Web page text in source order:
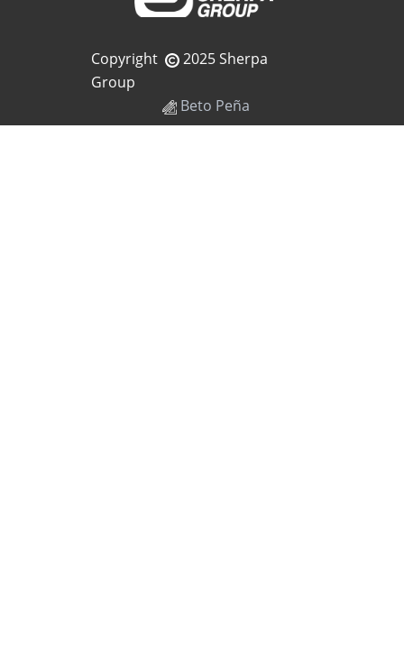
Copyright
2025 Sherpa
Group
Beto Peña